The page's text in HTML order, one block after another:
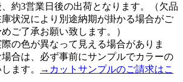
約3営業日後の出荷となります。（欠品
状況により別途納期が掛かる場合がご
ご了承お願い致します。）
の色が異なって見える場合がありま
合は、必ず事前にサンプルでカラーの
ます。
→カットサンプルのご請求はこ